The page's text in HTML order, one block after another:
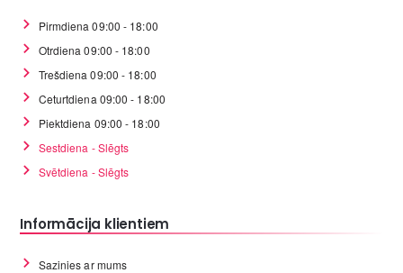
Pirmdiena 09:00 - 18:00
Otrdiena 09:00 - 18:00
Trešdiena 09:00 - 18:00
Ceturtdiena 09:00 - 18:00
Piektdiena 09:00 - 18:00
Sestdiena - Slēgts
Svētdiena - Slēgts
Informācija klientiem
Sazinies ar mums